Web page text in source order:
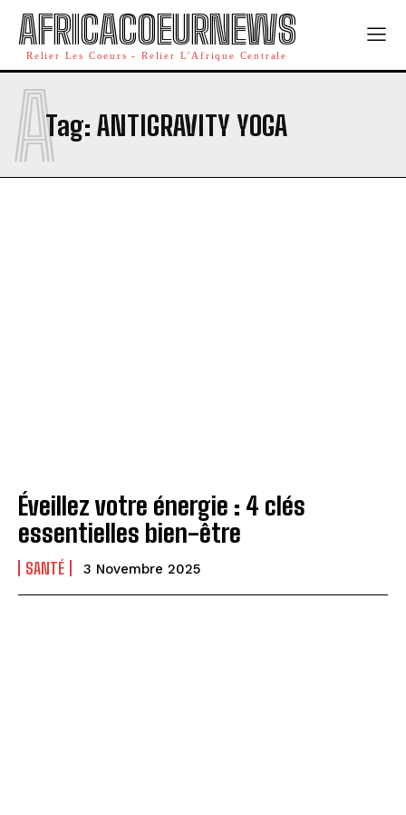
AFRICACOEURNEWS
Relier Les Coeurs - Relier L'Afrique Centrale
Tag: ANTIGRAVITY YOGA
A
Éveillez votre énergie : 4 clés
essentielles bien-être
SANTÉ 3 Novembre 2025